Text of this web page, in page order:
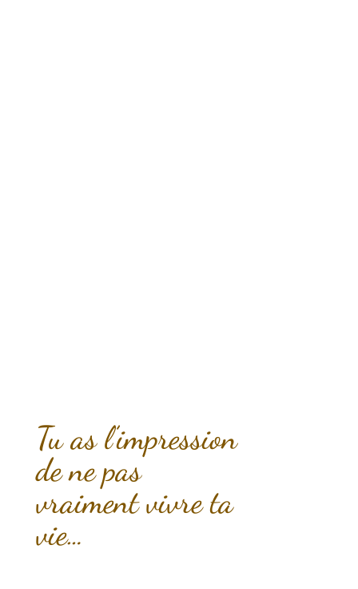
Tu as l’impression
de ne pas
vraiment vivre ta
vie…